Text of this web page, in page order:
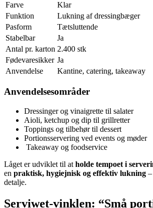
Farve
Klar
Funktion
Lukning af dressingbæger
Pasform
Tætsluttende
Stabelbar
Ja
Antal pr. karton 2.400 stk
Fødevaresikker Ja
Anvendelse
Kantine, catering, takeaway
Anvendelsesområder
Dressinger og vinaigrette til salater
Aioli, ketchup og dip til grillretter
Toppings og tilbehør til dessert
Portionsservering ved events og møder
️ Takeaway og foodservice
Låget er udviklet til at holde tempoet i
en praktisk, hygiejnisk og effektiv lukning
detalje.
Serviwet-vinklen: “Små